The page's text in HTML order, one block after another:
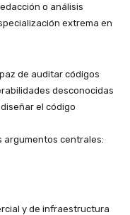
o análisis
extrema en
de auditar códigos
desconocidas
el código
argumentos centrales:
y de infraestructura